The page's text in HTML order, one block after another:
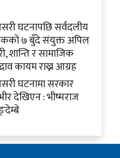
घटनापछि सर्वदलीय
७ बुँदे संयुक्त अपिल
शान्ति र सामाजिक
कायम राख्न आग्रह
घटनामा सरकार
देखिएन : भीष्मराज